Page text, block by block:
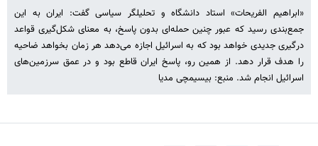
«ابراهیم الفریحات» استاد دانشگاه و تحلیلگر سیاسی گفت: ایران به این
جمع‌بندی رسید که عبور چنین حمله‌ای بدون پاسخ، به معنای شکل‌گیری قواعد
درگیری جدیدی خواهد بود که به اسرائیل اجازه می‌دهد هر زمان بخواهد ضاحیه
را هدف قرار دهد. از همین رو، پاسخ ایران قاطع بود و در عمق سرزمین‌های
اسرائیل انجام شد. منبع: بیسیمچی مدیا